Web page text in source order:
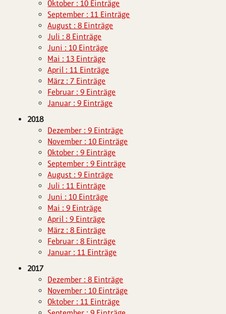
Oktober : 10 Einträge
September : 11 Einträge
August : 8 Einträge
Juli : 8 Einträge
Juni : 10 Einträge
Mai : 13 Einträge
April : 11 Einträge
März : 7 Einträge
Februar : 9 Einträge
Januar : 9 Einträge
2018
Dezember : 9 Einträge
November : 10 Einträge
Oktober : 9 Einträge
September : 9 Einträge
August : 9 Einträge
Juli : 11 Einträge
Juni : 10 Einträge
Mai : 9 Einträge
April : 9 Einträge
März : 8 Einträge
Februar : 8 Einträge
Januar : 11 Einträge
2017
Dezember : 8 Einträge
November : 10 Einträge
Oktober : 11 Einträge